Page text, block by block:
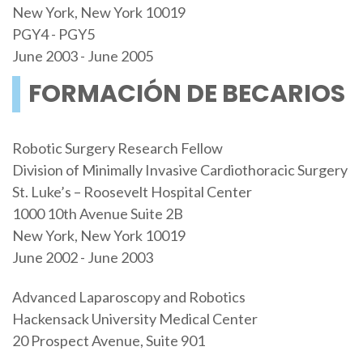
New York, New York 10019
PGY4 - PGY5
June 2003 - June 2005
FORMACIÓN DE BECARIOS
Robotic Surgery Research Fellow
Division of Minimally Invasive Cardiothoracic Surgery
St. Luke’s – Roosevelt Hospital Center
1000 10th Avenue Suite 2B
New York, New York 10019
June 2002 - June 2003
Advanced Laparoscopy and Robotics
Hackensack University Medical Center
20 Prospect Avenue, Suite 901